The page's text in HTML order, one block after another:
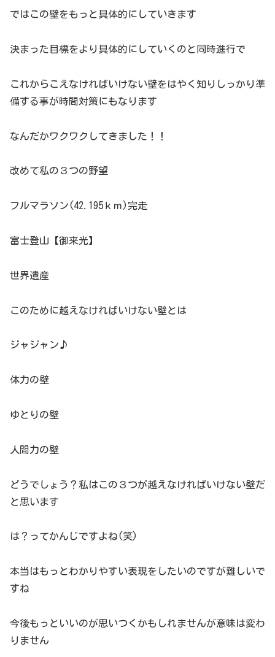
ではこの壁をもっと具体的にしていきます
決まった目標をより具体的にしていくのと同時進行で
これからこえなければいけない壁をはやく知りしっかり準
備する事が時間対策にもなります
なんだかワクワクしてきました！！
改めて私の３つの野望
フルマラソン(42.195ｋｍ)完走
富士登山【御来光】
世界遺産
このために越えなければいけない壁とは
ジャジャン♪
体力の壁
ゆとりの壁
人間力の壁
どうでしょう？私はこの３つが越えなければいけない壁だ
と思います
は？ってかんじですよね(笑)
本当はもっとわかりやすい表現をしたいのですが難しいで
すね
今後もっといいのが思いつくかもしれませんが意味は変わ
りません